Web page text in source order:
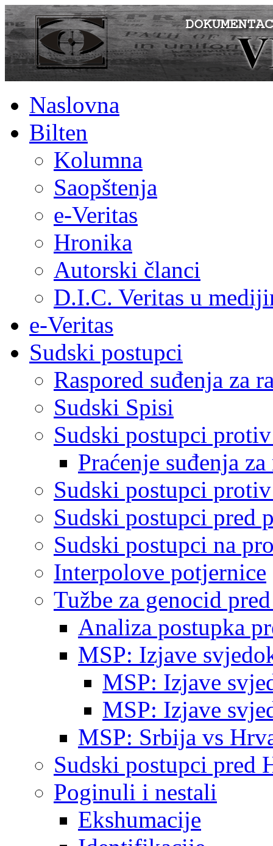
Naslovna
Bilten
Kolumna
Saopštenja
e-Veritas
Hronika
Autorski članci
D.I.C. Veritas u
e-Veritas
Sudski postupci
Raspored suđenja za
Sudski Spisi
Sudski postupci
Praćenje suđenja
Sudski postupci
Sudski postupci pred
Sudski postupci na
Interpolove potjernice
Tužbe za genocid
Analiza postupka
MSP: Izjave
MSP: Izjave
MSP: Izjave
MSP: Srbija vs
Sudski postupci pred
Poginuli i nestali
Ekshumacije